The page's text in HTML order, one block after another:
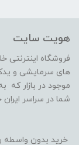
هویت سایت
فروشگاه اینترنتی
های سرمایشی و
موجود در بازار که
شما در سراسر ایران
خرید بدون واسطه